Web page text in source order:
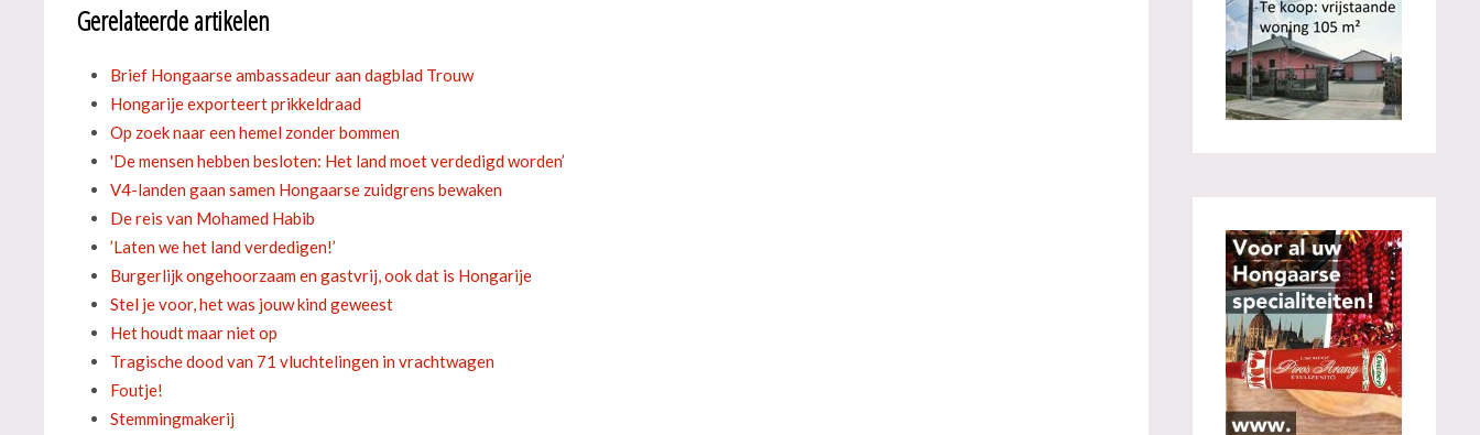
Gerelateerde artikelen
Brief Hongaarse ambassadeur aan dagblad Trouw
Hongarije exporteert prikkeldraad
Op zoek naar een hemel zonder bommen
'De mensen hebben besloten: Het land moet verdedigd worden’
V4-landen gaan samen Hongaarse zuidgrens bewaken
De reis van Mohamed Habib
’Laten we het land verdedigen!’
Burgerlijk ongehoorzaam en gastvrij, ook dat is Hongarije
Stel je voor, het was jouw kind geweest
Het houdt maar niet op
Tragische dood van 71 vluchtelingen in vrachtwagen
Foutje!
Stemmingmakerij